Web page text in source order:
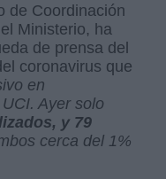
de Coordinación
Ministerio, ha
de prensa del
coronavirus que
en
Ayer solo
y 79
cerca del 1%